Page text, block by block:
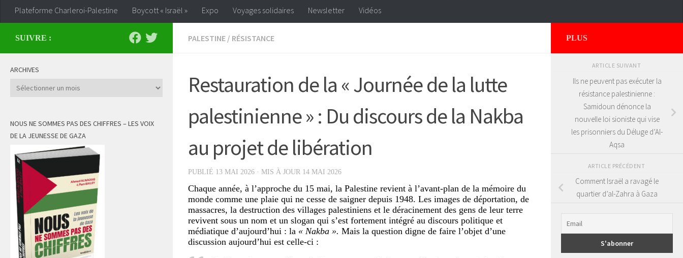
Plateforme Charleroi-Palestine Boycott « Israël » Expo Voyages solidaires Newsletter Vidéos
PALESTINE / RÉSISTANCE
Restauration de la « Journée de la lutte
palestinienne » : Du discours de la Nakba
au projet de libération
PUBLIÉ 13 MAI 2026 · MIS À JOUR 14 MAI 2026
Chaque année, à l’approche du 15 mai, la Palestine revient à l’avant-plan de la mémoire du
monde comme une plaie qui ne cesse de saigner depuis 1948. Les images de déportation, de
massacres, la destruction des villages palestiniens et le déracinement des gens de leur terre
revivent sous un nom et un slogan qui s’est fortement intégré au discours politique et
médiatique d’aujourd’hui : la « Nakba ». Mais la question digne de faire l’objet d’une
discussion aujourd’hui est celle-ci :
SUIVRE :
ARCHIVES
Archives
NOUS NE SOMMES PAS DES CHIFFRES – LES VOIX
DE LA JEUNESSE DE GAZA
PLUS
ARTICLE SUIVANT
Ils ne peuvent pas exécuter la
résistance palestinienne :
Samidoun dénonce la
nouvelle loi sioniste qui vise
les prisonniers du Déluge d’Al-
Aqsa
ARTICLE PRÉCÉDENT
Comment Israël a ravagé le
quartier d’al-Zahra à Gaza